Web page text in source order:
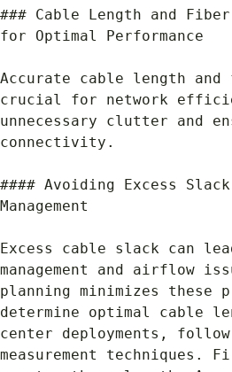
### Cable Length and
for Optimal Performance
Accurate cable length
crucial for network
unnecessary clutter and
connectivity.
#### Avoiding Excess
Management
Excess cable slack can
management and airflow
planning minimizes these
determine optimal cable
center deployments,
measurement techniques.